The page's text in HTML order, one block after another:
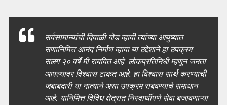
सर्वसामान्यांची दिवाळी गोड व्हावी त्यांच्या आयुष्यात
सणानिमित्त आनंद निर्माण व्हावा या उद्देशाने हा उपक्रम
सलग २० वर्षे मी राबवित आहे. लोकप्रतिनिधी म्हणून जनता
आपल्यावर विश्वास टाकत आहे. हा विश्वास सार्थ करण्याची
जबाबदारी या नात्याने असा उपक्रम राबवण्याचे समाधान
आहे. यानिमित्त विविध क्षेत्रात निस्वार्थीपणे सेवा बजावणाऱ्या